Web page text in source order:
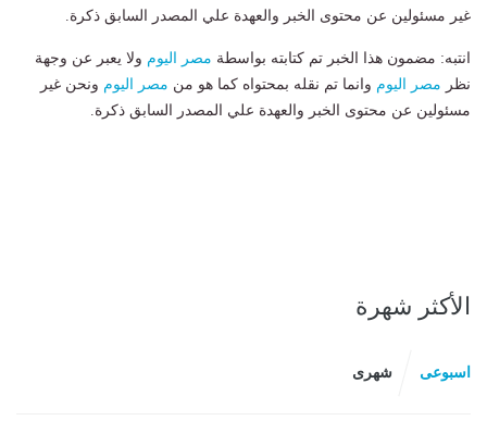
غير مسئولين عن محتوى الخبر والعهدة علي المصدر السابق ذكرة.
انتبه: مضمون هذا الخبر تم كتابته بواسطة مصر اليوم ولا يعبر عن وجهة
نظر مصر اليوم وانما تم نقله بمحتواه كما هو من مصر اليوم ونحن غير
مسئولين عن محتوى الخبر والعهدة علي المصدر السابق ذكرة.
الأكثر شهرة
اسبوعى شهرى